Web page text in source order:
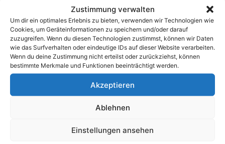
Zustimmung verwalten
Um dir ein optimales Erlebnis zu bieten, verwenden wir Technologien wie
Cookies, um Geräteinformationen zu speichern und/oder darauf
zuzugreifen. Wenn du diesen Technologien zustimmst, können wir Daten
wie das Surfverhalten oder eindeutige IDs auf dieser Website verarbeiten.
Wenn du deine Zustimmung nicht erteilst oder zurückziehst, können
bestimmte Merkmale und Funktionen beeinträchtigt werden.
Akzeptieren
Ablehnen
Einstellungen ansehen
MEHR ERFAHREN